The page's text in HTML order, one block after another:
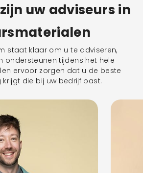
uw adviseurs in
staat klaar om u te adviseren,
ondersteunen tijdens het hele
ervoor zorgen dat u de beste
die bij uw bedrijf past.